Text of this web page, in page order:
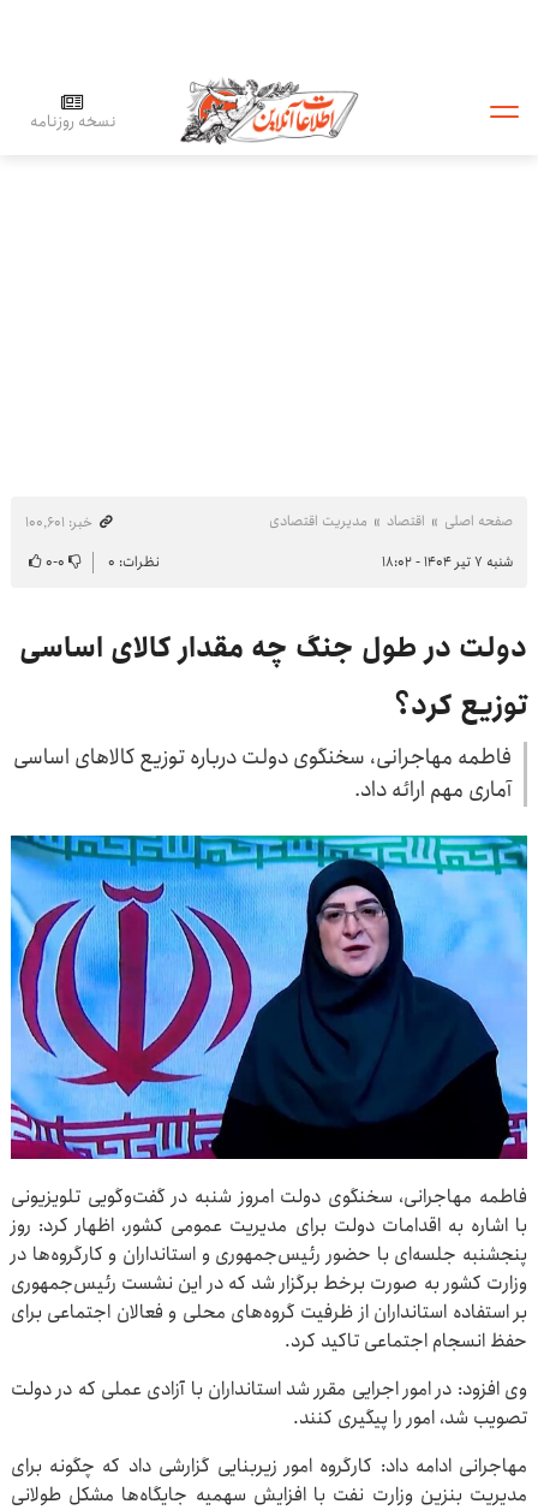
نسخه روزنامه
صفحه اصلی اقتصاد مدیریت اقتصادی
خبر: ۱۰۰٬۶۰۱
شنبه ۷ تیر ۱۴۰۴ - ۱۸:۰۲
نظرات: ۰ ۰-۰
دولت در طول جنگ چه مقدار کالای اساسی
توزیع کرد؟
فاطمه مهاجرانی، سخنگوی دولت درباره توزیع کالاهای اساسی
آماری مهم ارائه داد.
فاطمه مهاجرانی، سخنگوی دولت امروز شنبه در گفت‌وگویی تلویزیونی
با اشاره به اقدامات دولت برای مدیریت عمومی کشور، اظهار کرد: روز
پنجشنبه جلسه‌ای با حضور رئیس‌جمهوری و استانداران و کارگروه‌ها در
وزارت کشور به صورت برخط برگزار شد که در این نشست رئیس‌جمهوری
بر استفاده استانداران از ظرفیت گروه‌های محلی و فعالان اجتماعی برای
حفظ انسجام اجتماعی تاکید کرد.
وی افزود: در امور اجرایی مقرر شد استانداران با آزادی عملی که در دولت
تصویب شد، امور را پیگیری کنند.
مهاجرانی ادامه داد: کارگروه امور زیربنایی گزارشی داد که چگونه برای
مدیریت بنزین وزارت نفت با افزایش سهمیه جایگاه‌ها مشکل طولانی